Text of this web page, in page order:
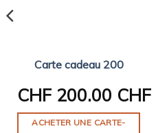
Carte cadeau 200
CHF200.00 CHF
ACHETER UNE CARTE-